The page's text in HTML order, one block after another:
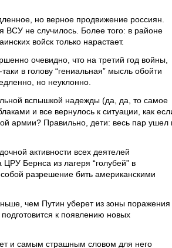
но верное продвижение россиян.
ВСУ не случилось. Более того: в районе
войск только нарастает.
очевидно, что на третий год войны,
в голову “гениальная” мысль обойти
но неуклонно.
вспышкой надежды (да, да, то самое
и все вернулось к ситуации, как
армии? Правильно, дети: весь пар ушел
активности всех деятелей
Бернса из лагеря “голубей” в
разрешение бить американскими
чем Путин уберет из зоны поражения
к появлению новых
и самым страшным словом для него